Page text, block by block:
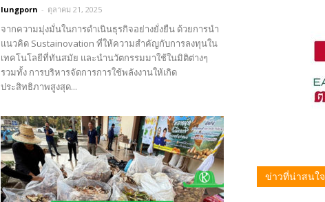
lungporn - ตุลาคม 21, 2025
จากความมุ่งมั่นในการดำเนินธุรกิจอย่างยั่งยืน ด้วยการนำ
แนวคิด Sustainovation ที่ให้ความสำคัญกับการลงทุนใน
เทคโนโลยีที่ทันสมัย และนำนวัตกรรมมาใช้ในมิติต่างๆ
รวมทั้ง การบริหารจัดการการใช้พลังงานให้เกิด
ประสิทธิภาพสูงสุด...
ข่าวที่น่าสนใจ